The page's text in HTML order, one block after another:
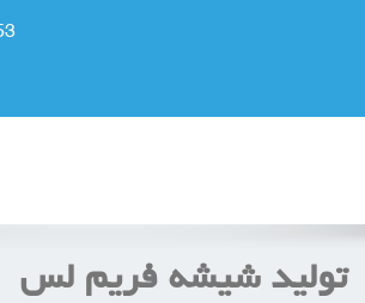
تولید شیشه فریم لس